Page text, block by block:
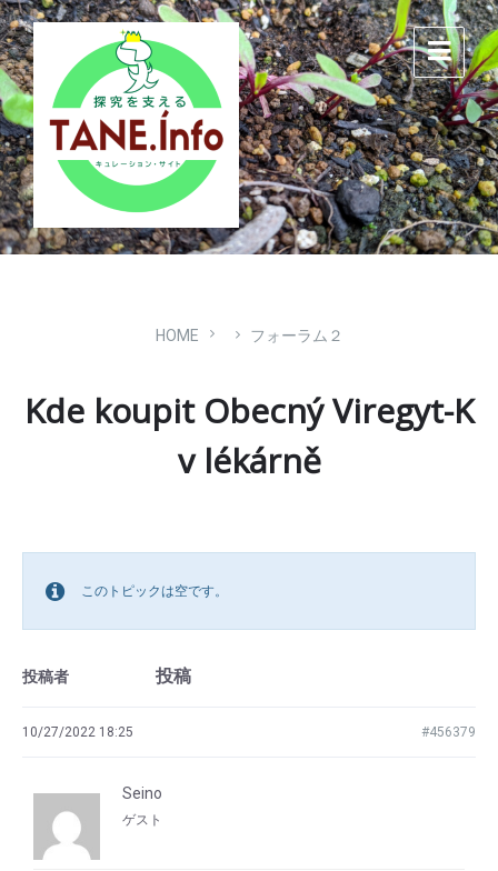
Skip
to
content
Skip
to
main
navigation
Skip
to
footer
HOME フォーラム２
Kde koupit Obecný Viregyt-K
v lékárně
このトピックは空です。
投稿者 投稿
10/27/2022 18:25 #456379
Seino
ゲスト